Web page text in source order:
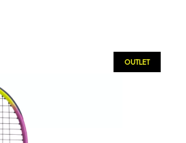
OUTLET